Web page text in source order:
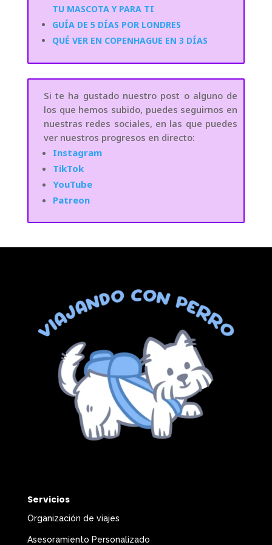
TU MASCOTA Y PARA TI
GUÍA DE 5 DÍAS POR LONDRES
QUÉ VER EN COPENHAGUE EN 3 DÍAS
Si te ha gustado nuestro post o alguno de
los que hemos subido, puedes seguirnos en
nuestras redes sociales, en las que puedes
ver nuestros progresos en directo:
Instagram
TikTok
YouTube
Patreon
Servicios
Organización de viajes
Asesoramiento Personalizado